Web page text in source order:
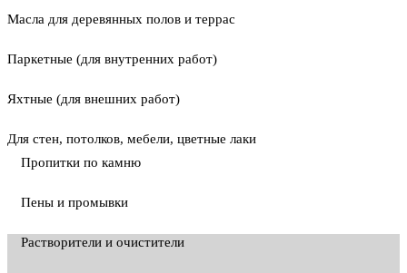
Масла для деревянных полов и террас
Паркетные (для внутренних работ)
Яхтные (для внешних работ)
Для стен, потолков, мебели, цветные лаки
Пропитки по камню
Пены и промывки
Растворители и очистители